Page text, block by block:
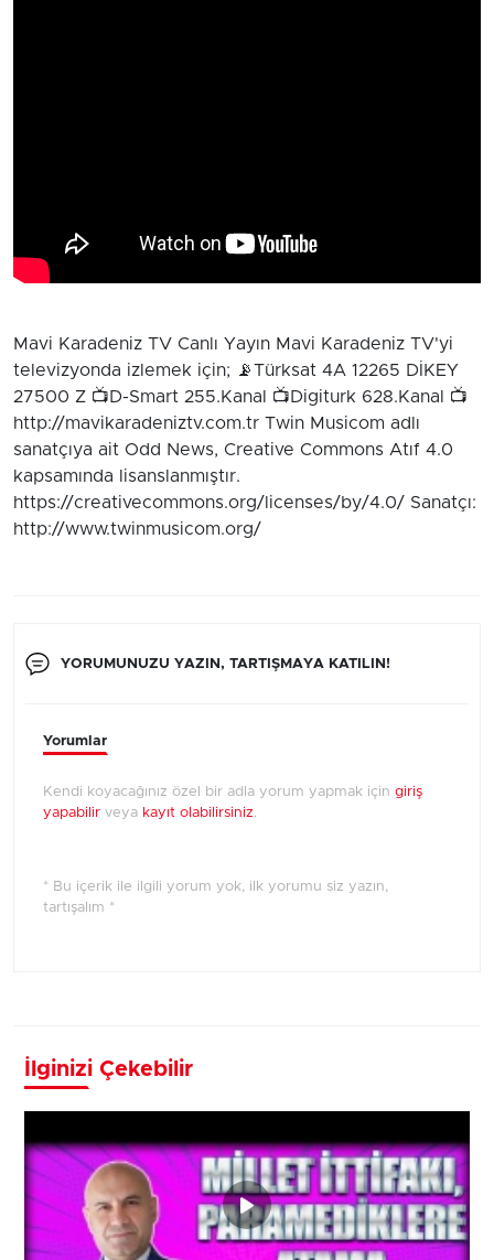
Mavi Karadeniz TV Canlı Yayın Mavi Karadeniz TV'yi
televizyonda izlemek için; 📡Türksat 4A 12265 DİKEY
27500 Z 📺D-Smart 255.Kanal 📺Digiturk 628.Kanal 📺
http://mavikaradeniztv.com.tr Twin Musicom adlı
sanatçıya ait Odd News, Creative Commons Atıf 4.0
kapsamında lisanslanmıştır.
https://creativecommons.org/licenses/by/4.0/ Sanatçı:
http://www.twinmusicom.org/
YORUMUNUZU YAZIN, TARTIŞMAYA KATILIN!
Yorumlar
Kendi koyacağınız özel bir adla yorum yapmak için giriş
yapabilir veya kayıt olabilirsiniz.
* Bu içerik ile ilgili yorum yok, ilk yorumu siz yazın,
tartışalım *
İlginizi Çekebilir